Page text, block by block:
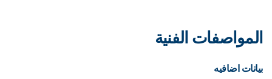
المواصفات الفنية
بيانات اضافيه